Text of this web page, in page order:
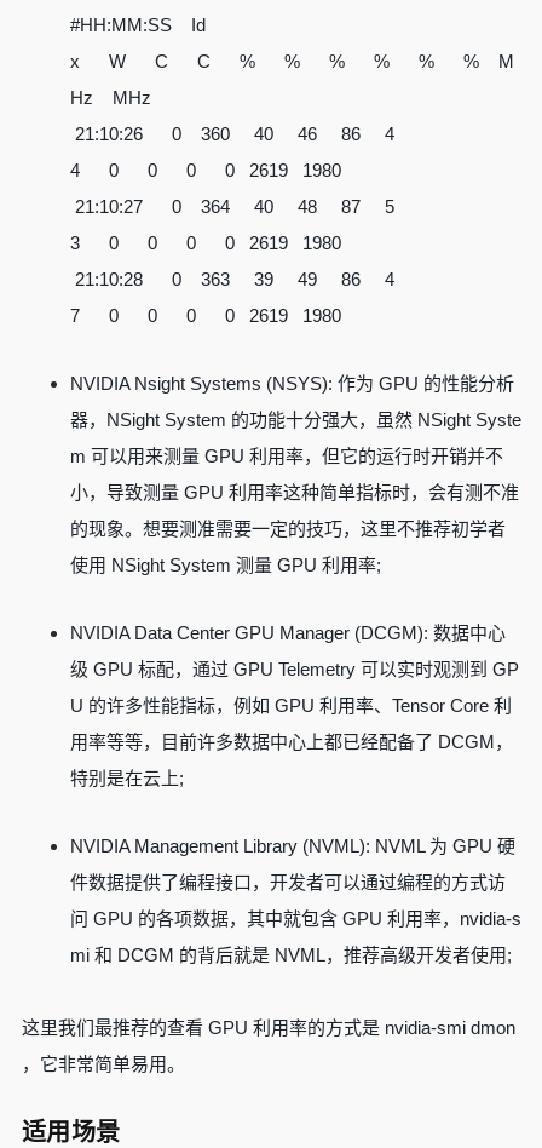
#HH:MM:SS Id
x W C C % % % % % % M
Hz MHz
21:10:26 0 360 40 46 86 4
4 0 0 0 0 2619 1980
21:10:27 0 364 40 48 87 5
3 0 0 0 0 2619 1980
21:10:28 0 363 39 49 86 4
7 0 0 0 0 2619 1980
NVIDIA Nsight Systems (NSYS): 作为 GPU 的性能分析
器，NSight System 的功能十分强大，虽然 NSight Syste
m 可以用来测量 GPU 利用率，但它的运行时开销并不
小，导致测量 GPU 利用率这种简单指标时，会有测不准
的现象。想要测准需要一定的技巧，这里不推荐初学者
使用 NSight System 测量 GPU 利用率;
NVIDIA Data Center GPU Manager (DCGM): 数据中心
级 GPU 标配，通过 GPU Telemetry 可以实时观测到 GP
U 的许多性能指标，例如 GPU 利用率、Tensor Core 利
用率等等，目前许多数据中心上都已经配备了 DCGM，
特别是在云上;
NVIDIA Management Library (NVML): NVML 为 GPU 硬
件数据提供了编程接口，开发者可以通过编程的方式访
问 GPU 的各项数据，其中就包含 GPU 利用率，nvidia-s
mi 和 DCGM 的背后就是 NVML，推荐高级开发者使用;
这里我们最推荐的查看 GPU 利用率的方式是 nvidia-smi dmon
，它非常简单易用。
适用场景